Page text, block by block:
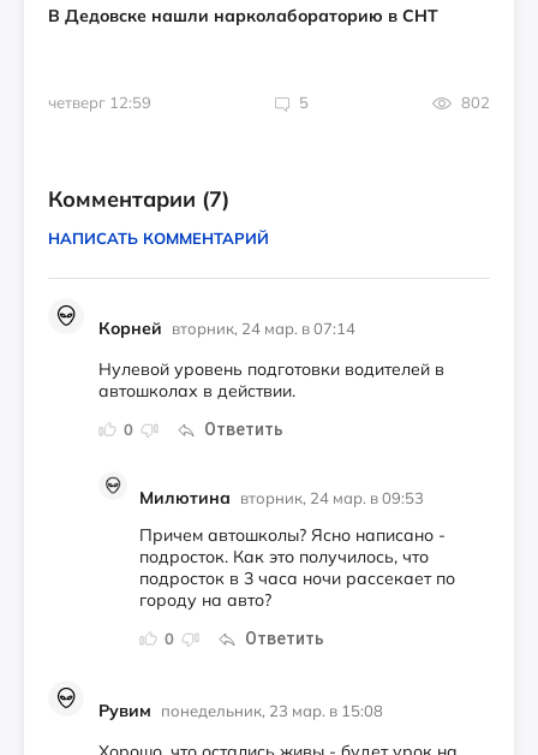
В Дедовске нашли нарколабораторию в СНТ
четверг 12:59 5 802
Комментарии (7)
НАПИСАТЬ КОММЕНТАРИЙ
Корней вторник, 24 мар. в 07:14
0 Ответить
Нулевой уровень подготовки водителей в
автошколах в действии.
Милютина вторник, 24 мар. в 09:53
0 Ответить
Причем автошколы? Ясно написано -
подросток. Как это получилось, что
подросток в 3 часа ночи рассекает по
городу на авто?
Рувим понедельник, 23 мар. в 15:08